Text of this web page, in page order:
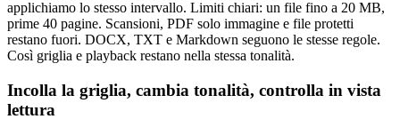
applichiamo lo stesso intervallo. Limiti chiari: un file fino a 20 MB,
prime 40 pagine. Scansioni, PDF solo immagine e file protetti
restano fuori. DOCX, TXT e Markdown seguono le stesse regole.
Così griglia e playback restano nella stessa tonalità.
Incolla la griglia, cambia tonalità, controlla in vista
lettura